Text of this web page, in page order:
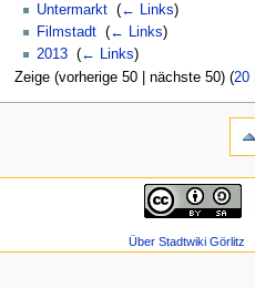
Untermarkt (← Links)
Filmstadt (← Links)
2013 (← Links)
Zeige (vorherige 50 | nächste 50) (20|
Über Stadtwiki Görlitz